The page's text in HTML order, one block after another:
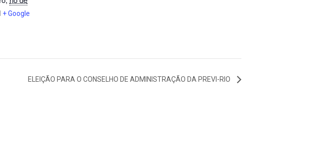
+ Google
ELEIÇÃO PARA O CONSELHO DE ADMINISTRAÇÃO DA PREVI-RIO